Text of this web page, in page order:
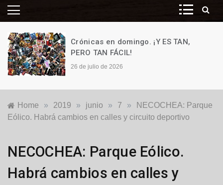
Crónicas en domingo. ¡Y ES TAN,
PERO TAN FÁCIL!
26 de julio de 2026
Home » 2019 » junio » 7 »
NECOCHEA: Parque
Eólico. Habrá cambios en calles y circuito deportivo
Generales ,
Locales
NECOCHEA: Parque Eólico.
Habrá cambios en calles y